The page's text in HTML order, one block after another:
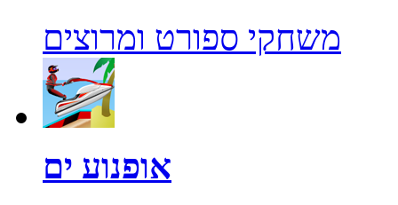
משחקי ספורט ומרוצים
אופנוע ים